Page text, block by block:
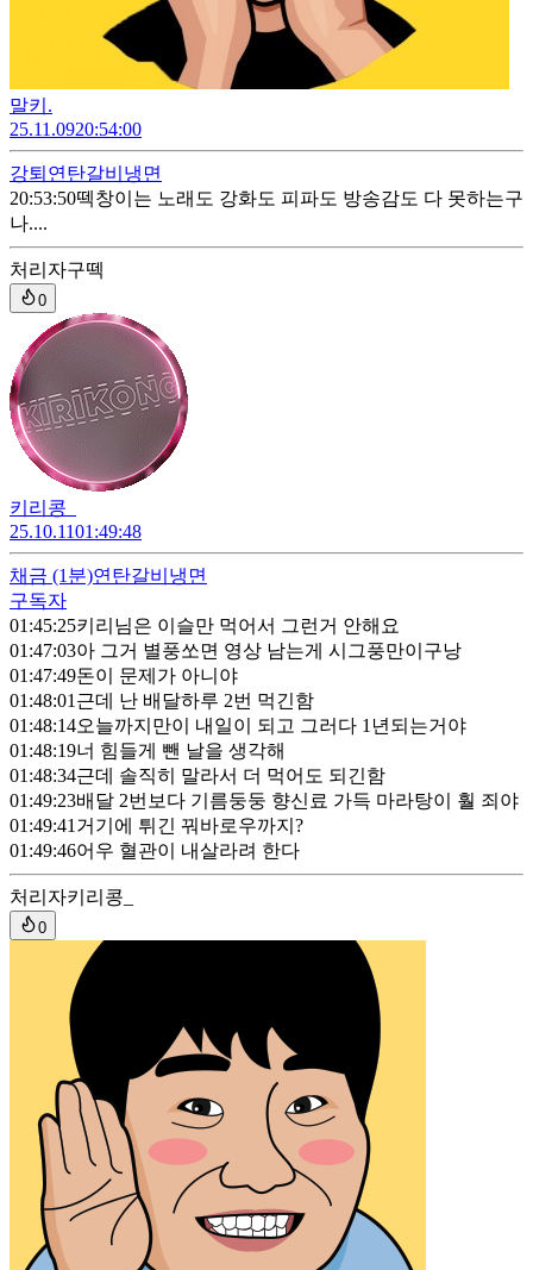
말키.
25.11.0920:54:00
강퇴 연탄갈비냉면
20:53:50떽창이는 노래도 강화도 피파도 방송감도 다 못하는구
나....
처리자구떽
0
키리콩_
25.10.1101:49:48
채금 (1분)연탄갈비냉면
구독자
01:45:25키리님은 이슬만 먹어서 그런거 안해요
01:47:03아 그거 별풍쏘면 영상 남는게 시그풍만이구낭
01:47:49돈이 문제가 아니야
01:48:01 근데 난 배달하루 2번 먹긴함
01:48:14오늘까지만이 내일이 되고 그러다 1년되는거야
01:48:19너 힘들게 뺀 날을 생각해
01:48:34근데 솔직히 말라서 더 먹어도 되긴함
01:49:23배달 2번보다 기름둥둥 향신료 가득 마라탕이 훨 죄야
01:49:41 거기에 튀긴 꿔바로우까지?
01:49:46어우 혈관이 내살라려 한다
처리자키리콩_
0